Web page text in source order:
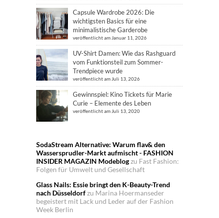
Capsule Wardrobe 2026: Die
wichtigsten Basics für eine
minimalistische Garderobe
veröffentlicht am Januar 11, 2026
UV-Shirt Damen: Wie das Rashguard
vom Funktionsteil zum Sommer-
Trendpiece wurde
veröffentlicht am Juli 13, 2026
Gewinnspiel: Kino Tickets für Marie
Curie – Elemente des Leben
veröffentlicht am Juli 13, 2020
SodaStream Alternative: Warum flav& den
Wassersprudler-Markt aufmischt - FASHION
INSIDER MAGAZIN Modeblogzu Fast Fashion:
Folgen für Umwelt und Gesellschaft
Glass Nails: Essie bringt den K-Beauty-Trend
nach Düsseldorfzu Marina Hoermanseder
begeistert mit Lack und Leder auf der Fashion
Week Berlin